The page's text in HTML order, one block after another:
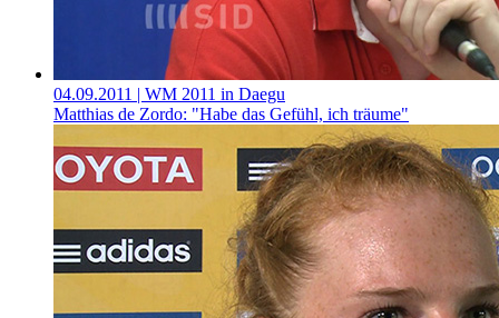
04.09.2011 | WM 2011 in Daegu
Matthias de Zordo: "Habe das Gefühl, ich träume"